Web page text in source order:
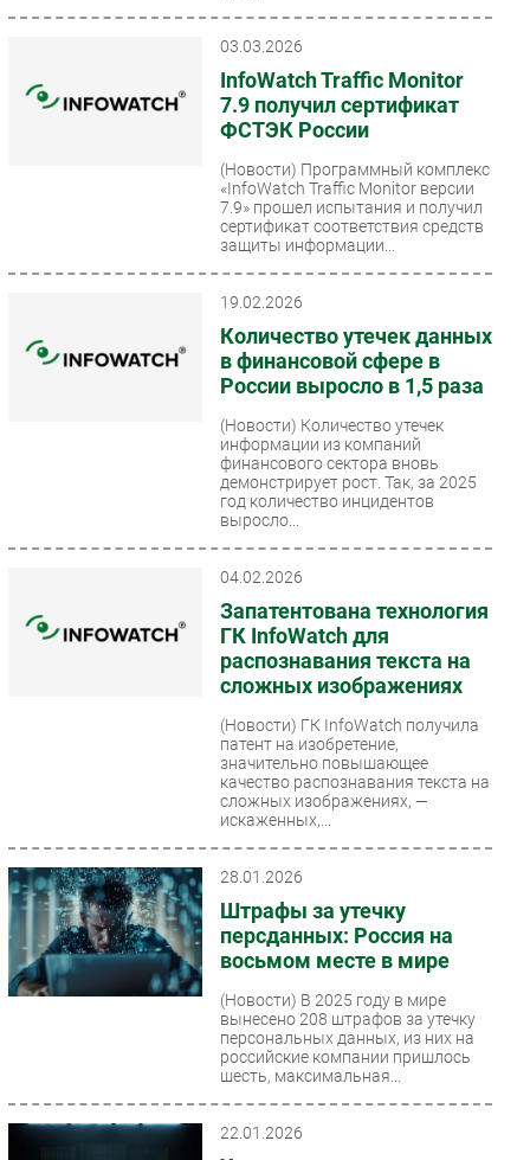
03.03.2026
InfoWatch Traffic Monitor
7.9 получил сертификат
ФСТЭК России
(Новости) Программный комплекс
«InfoWatch Traffic Monitor версии
7.9» прошел испытания и получил
сертификат соответствия средств
защиты информации...
19.02.2026
Количество утечек данных
в финансовой сфере в
России выросло в 1,5 раза
(Новости) Количество утечек
информации из компаний
финансового сектора вновь
демонстрирует рост. Так, за 2025
год количество инцидентов
выросло...
04.02.2026
Запатентована технология
ГК InfoWatch для
распознавания текста на
сложных изображениях
(Новости) ГК InfoWatch получила
патент на изобретение,
значительно повышающее
качество распознавания текста на
сложных изображениях, —
искаженных,...
28.01.2026
Штрафы за утечку
персданных: Россия на
восьмом месте в мире
(Новости) В 2025 году в мире
вынесено 208 штрафов за утечку
персональных данных, из них на
российские компании пришлось
шесть, максимальная...
22.01.2026